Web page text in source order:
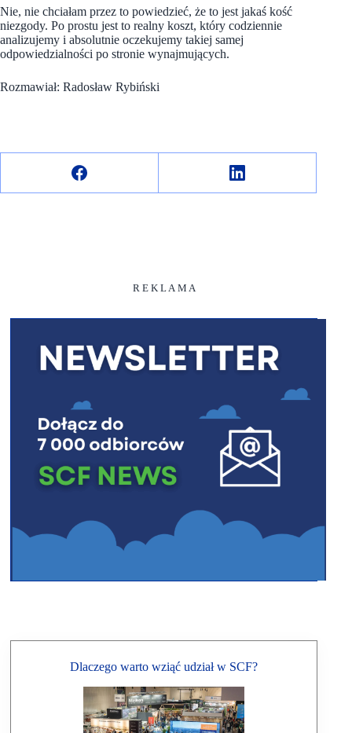
Nie, nie chciałam przez to powiedzieć, że to jest jakaś kość
niezgody. Po prostu jest to realny koszt, który codziennie
analizujemy i absolutnie oczekujemy takiej samej
odpowiedzialności po stronie wynajmujących.
Rozmawiał: Radosław Rybiński
R E K L A M A
Dlaczego warto wziąć udział w SCF?